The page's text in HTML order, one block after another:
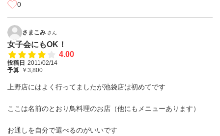
0
さまこみ さん
女子会にもOK！
4.00
投稿日 2011/02/14
予算 ￥3,800
上野店にはよく行ってましたが池袋店は初めてです
ここは名前のとおり鳥料理のお店（他にもメニューあります）
お通しを自分で選べるのがいいです